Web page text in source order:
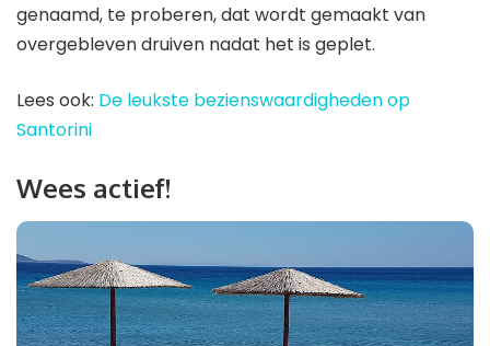
genaamd, te proberen, dat wordt gemaakt van
overgebleven druiven nadat het is geplet.
Lees ook: De leukste bezienswaardigheden op
Santorini
Wees actief!